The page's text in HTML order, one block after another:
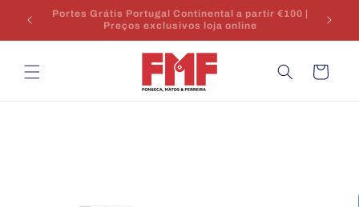
para oEnvio 24/48h | Stock em Portugal | Apoio técnico
Carrinho